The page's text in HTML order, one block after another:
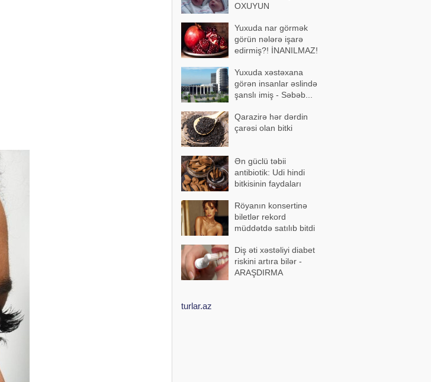
OXUYUN
Yuxuda nar görmək
görün nələrə işarə
edirmiş?! İNANILMAZ!
Yuxuda xəstəxana
görən insanlar əslində
şanslı imiş - Səbəb...
Qarazirə hər dərdin
çarəsi olan bitki
Ən güclü təbii
antibiotik: Udi hindi
bitkisinin faydaları
Röyanın konsertinə
biletlər rekord
müddətdə satılıb bitdi
Diş əti xəstəliyi diabet
riskini artıra bilər -
ARAŞDIRMA
turlar.az